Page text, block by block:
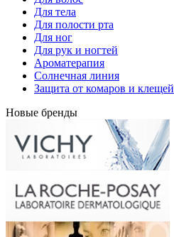
Для тела
Для полости рта
Для ног
Для рук и ногтей
Ароматерапия
Солнечная линия
Защита от комаров и клещей
Новые бренды